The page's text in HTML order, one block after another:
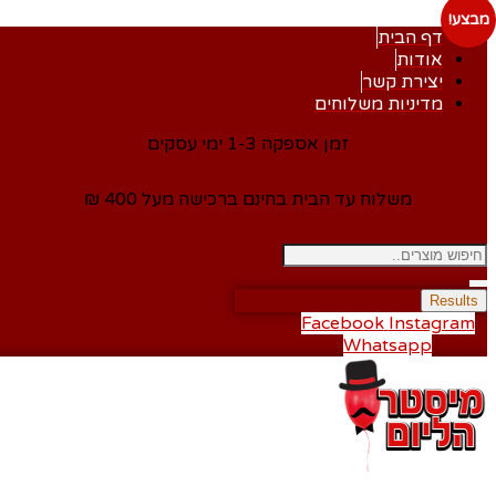
דף הבית
אודות
יצירת קשר
מדיניות משלוחים
זמן אספקה 1-3 ימי עסקים
משלוח עד הבית בחינם ברכישה מעל 400 ₪
Results
Facebook Instagram
Whatsapp
מבצע!